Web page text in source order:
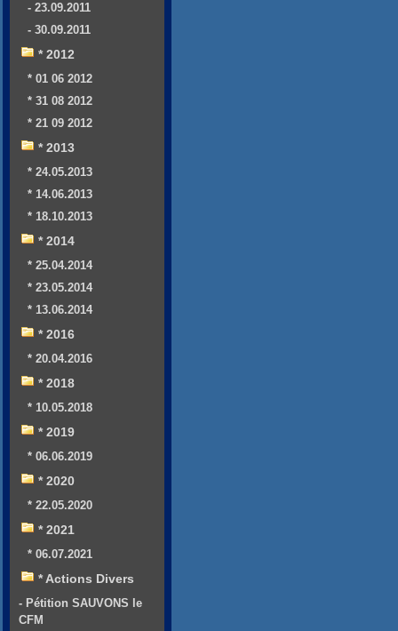
- 23.09.2011
- 30.09.2011
* 2012
* 01 06 2012
* 31 08 2012
* 21 09 2012
* 2013
* 24.05.2013
* 14.06.2013
* 18.10.2013
* 2014
* 25.04.2014
* 23.05.2014
* 13.06.2014
* 2016
* 20.04.2016
* 2018
* 10.05.2018
* 2019
* 06.06.2019
* 2020
* 22.05.2020
* 2021
* 06.07.2021
* Actions Divers
- Pétition SAUVONS le
CFM